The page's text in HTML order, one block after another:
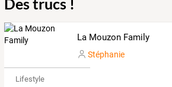
Des trucs !
La Mouzon Family
Stéphanie
Lifestyle